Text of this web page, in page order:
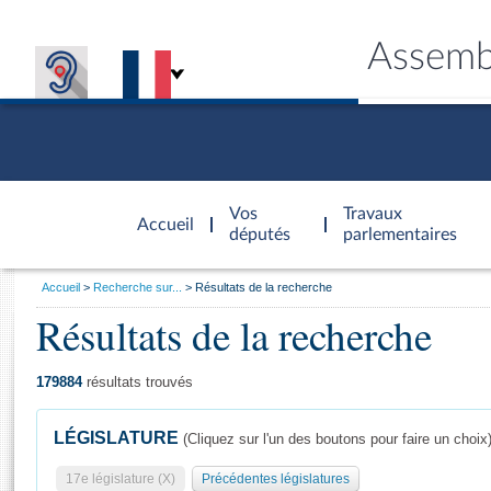
Accueil
d'accueil
Vos
députés
Travaux
parlementaires
Général
Vous
Accueil Recherche sur... Résultats de la recherche
Résultats de la recherche
179884résultats trouvés
LÉGISLATURE (Cliquez sur l'un des boutons pour faire un choix)
17e législature (X) Précédentes législatures